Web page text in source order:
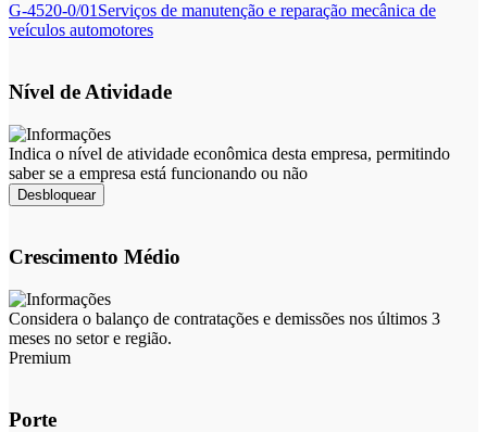
G-4520-0/01 Serviços de manutenção e reparação mecânica de
veículos automotores
Nível de Atividade
Indica o nível de atividade econômica desta empresa, permitindo
saber se a empresa está funcionando ou não
Desbloquear
Crescimento Médio
Considera o balanço de contratações e demissões nos últimos 3
meses no setor e região.
Premium
Porte